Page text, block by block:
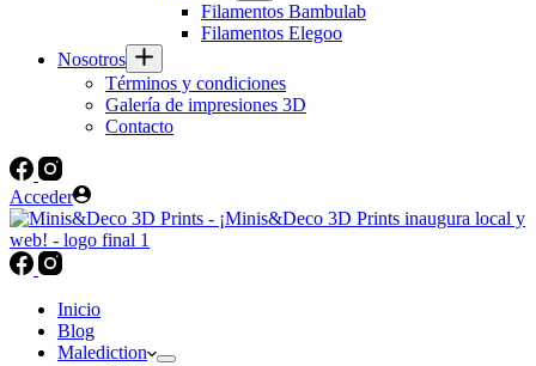
Filamentos Bambulab
Filamentos Elegoo
Nosotros
Términos y condiciones
Galería de impresiones 3D
Contacto
Acceder
Inicio
Blog
Malediction